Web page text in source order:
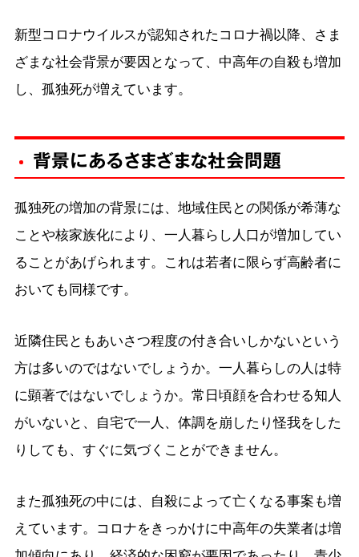
新型コロナウイルスが認知されたコロナ禍以降、さま
ざまな社会背景が要因となって、中高年の自殺も増加
し、孤独死が増えています。
背景にあるさまざまな社会問題
孤独死の増加の背景には、地域住民との関係が希薄な
ことや核家族化により、一人暮らし人口が増加してい
ることがあげられます。これは若者に限らず高齢者に
おいても同様です。
近隣住民ともあいさつ程度の付き合いしかないという
方は多いのではないでしょうか。一人暮らしの人は特
に顕著ではないでしょうか。常日頃顔を合わせる知人
がいないと、自宅で一人、体調を崩したり怪我をした
りしても、すぐに気づくことができません。
また孤独死の中には、自殺によって亡くなる事案も増
えています。コロナをきっかけに中高年の失業者は増